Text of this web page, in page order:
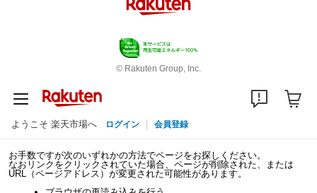
© Rakuten Group, Inc.
ようこそ 楽天市場へ ログイン 会員登録
お手数ですが次のいずれかの方法でページをお探しください。
なおリンクをクリックされていた場合、ページが削除された、または
URL（ページアドレス）が変更された可能性があります。